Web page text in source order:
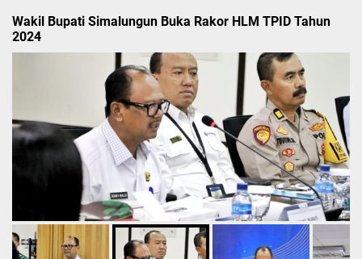
Wakil Bupati Simalungun Buka Rakor HLM TPID Tahun
2024